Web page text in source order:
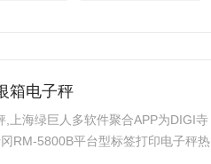
箱电子秤
上海绿巨人多软件聚合APP为DIGI寺
冈RM-5800B平台型标签打印电子秤热